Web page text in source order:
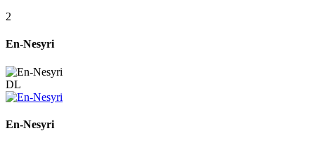
2
En-Nesyri
DL
En-Nesyri